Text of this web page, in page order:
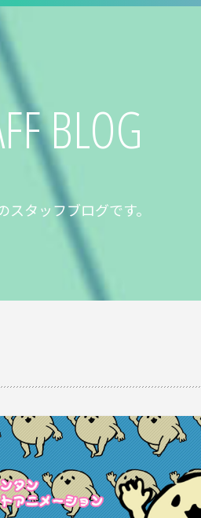
BLOG
タッフブログです。